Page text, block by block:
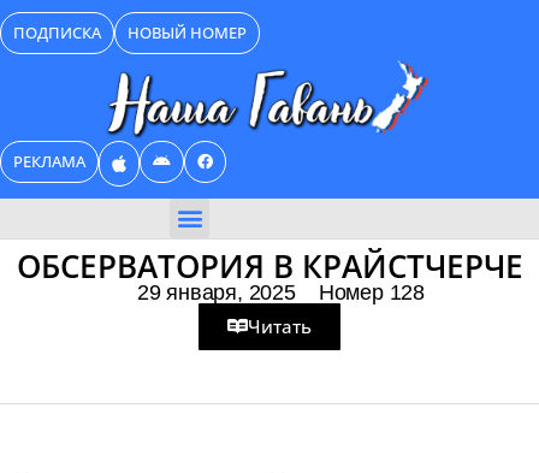
Перейти
к
содержимому
ПОДПИСКА НОВЫЙ НОМЕР
РЕКЛАМА
ОБСЕРВАТОРИЯ В КРАЙСТЧЕРЧЕ
29 января, 2025
Номер 128
Читать